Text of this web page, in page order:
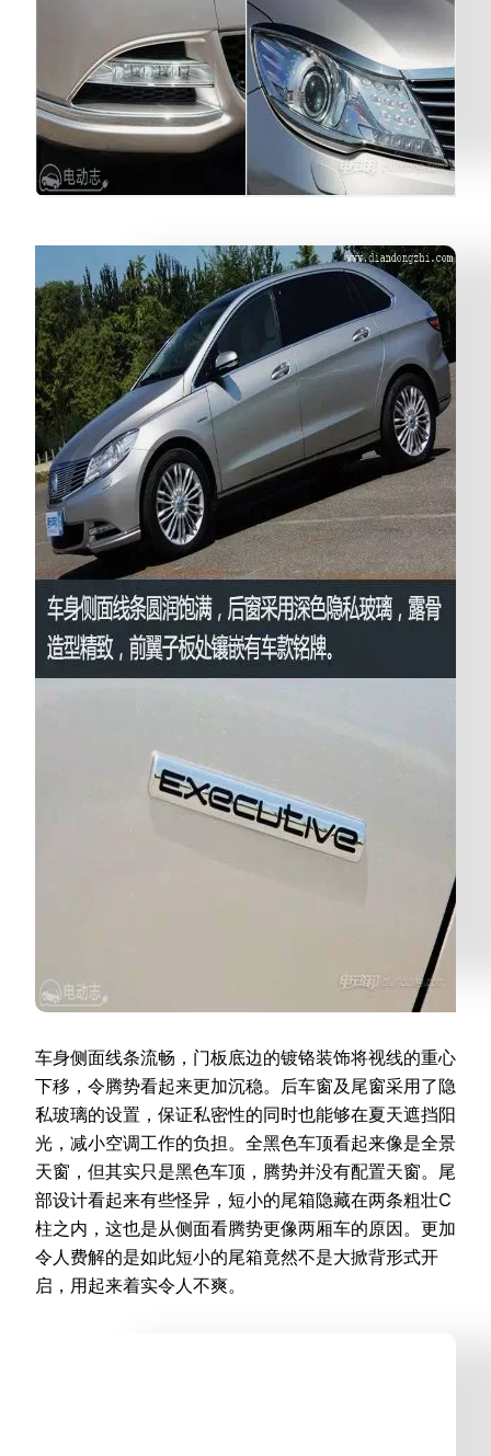
车身侧面线条流畅，门板底边的镀铬装饰将视线的重心
下移，令腾势看起来更加沉稳。后车窗及尾窗采用了隐
私玻璃的设置，保证私密性的同时也能够在夏天遮挡阳
光，减小空调工作的负担。全黑色车顶看起来像是全景
天窗，但其实只是黑色车顶，腾势并没有配置天窗。尾
部设计看起来有些怪异，短小的尾箱隐藏在两条粗壮C
柱之内，这也是从侧面看腾势更像两厢车的原因。更加
令人费解的是如此短小的尾箱竟然不是大掀背形式开
启，用起来着实令人不爽。